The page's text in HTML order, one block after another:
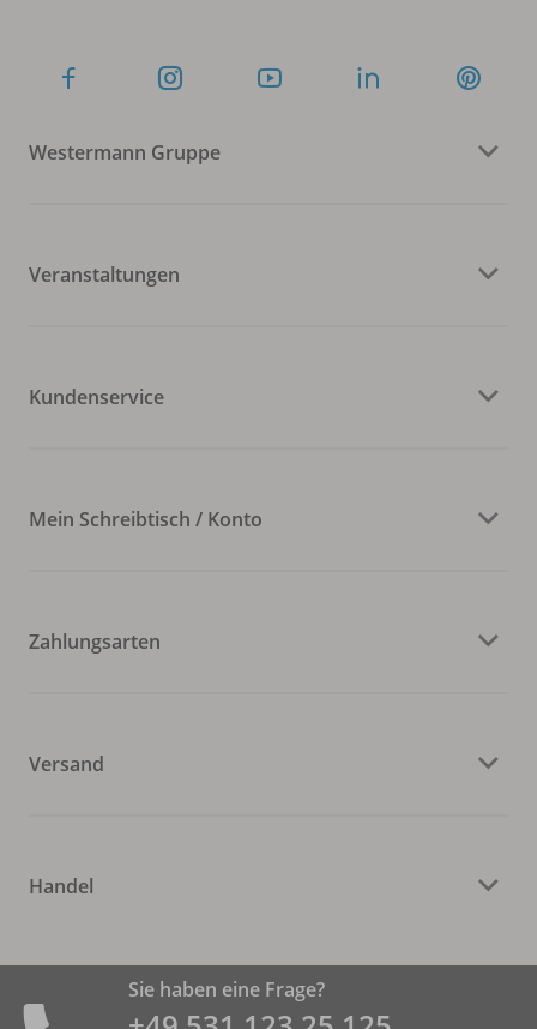
Westermann Gruppe
Veranstaltungen
Kundenservice
Mein Schreibtisch / Konto
Zahlungsarten
Versand
Handel
Sie haben eine Frage?